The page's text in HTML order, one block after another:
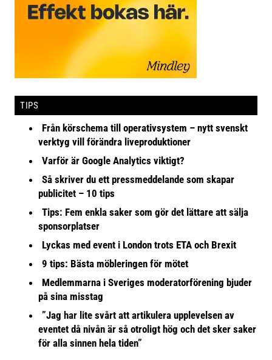
TIPS
Från körschema till operativsystem – nytt svenskt
verktyg vill förändra liveproduktioner
Varför är Google Analytics viktigt?
Så skriver du ett pressmeddelande som skapar
publicitet – 10 tips
Tips: Fem enkla saker som gör det lättare att sälja
sponsorplatser
Lyckas med event i London trots ETA och Brexit
9 tips: Bästa möbleringen för mötet
Medlemmarna i Sveriges moderatorförening bjuder
på sina misstag
”Jag har lite svårt att artikulera upplevelsen av
eventet då nivån är så otroligt hög och det sker saker
för alla sinnen hela tiden”